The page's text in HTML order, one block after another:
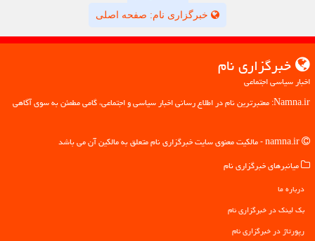
خبرگزاری نام: صفحه اصلی
خبرگزاری نام
اخبار سیاسی اجتماعی
Namna.ir: معتبرترین نام در اطلاع رسانی اخبار سیاسی و اجتماعی، گامی مطمئن به سوی آگاهی
میانبرهای خبرگزاری نام
درباره ما
بک لینک در خبرگزاری نام
رپورتاژ در خبرگزاری نام